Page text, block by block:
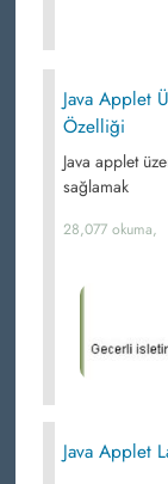
Java Applet
Özelliği
Java applet
sağlamak
28,077 okuma,
Java Applet